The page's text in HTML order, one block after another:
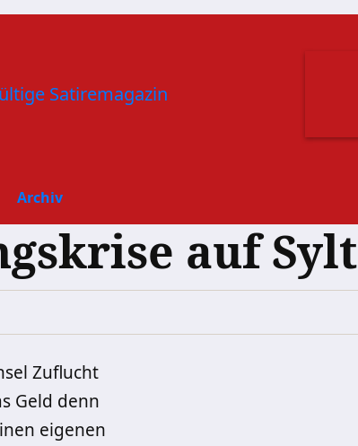
Archiv
auf Sylt
Zuflucht
Geld denn
eigenen